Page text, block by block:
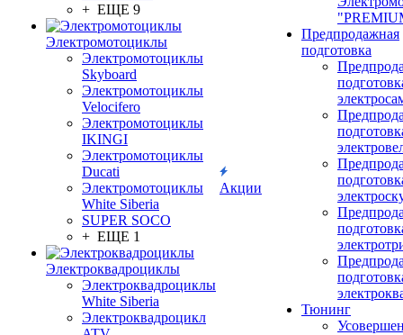
+ ЕЩЕ 9
Электромотоциклы
Электромотоциклы
Skyboard
Электромотоциклы
Velocifero
Электромотоциклы
IKINGI
Электромотоциклы
Ducati
Электромотоциклы
White Siberia
SUPER SOCO
+ ЕЩЕ 1
Электроквадроциклы
Электроквадроциклы
White Siberia
Электроквадроцикл
Акции
Предпродажная
подготовка
Тюнинг